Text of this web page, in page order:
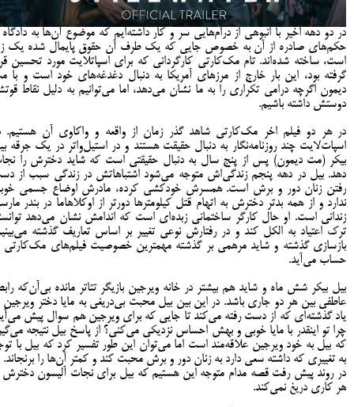
در دو دهه اخیر با انبوهی از درام‌هایی سر و کار داشته‌ایم که موضوع آن‌ها به دادگاه
حکم‌های صادره از آن به خصوص جایی که یک طرف آن حقوق پایمال شده یک
است، ساخته شده‌اند. تام مک‌کارتی کارگردانی که برای اسپاتلایت مورد تحسین
گرفته بود، این بار خارج از مرزهای آمریکا به دنبال دغدغه‌های خود است و با
دیمون اگرچه درامی تکراری را به ما نشان می‌دهد، اما می‌توانیم به دلیل نقاط
دوستش داشته باشیم.
در هر دو فیلم اخر مک‌کارتی شاهد گذر زمان از واقعه و واکاوی آن هستیم.
اسپات‌لایت چند روزنامه‌نگار به دنبال حقیقت هستند و در استیل‌واتر در یک جرقه
بیکر (مت دیمون) پس از پنج سال به دنبال حقیقتی است که شاید دخترش را
دهد. بیل در دهه پنجم زندگی‌اش متوجه می‌شود اشتباهاتش در زندگی سبب از
رفتن زنان دور و برش است. همسرش خودکشی کرده، مادرش اوضاع جسمی
ندارد و از همه بدتر دخترش به اتهام قتل کیلومترها دورتر از اوکلاهاما در بندر
زندانی است. او حال کارگر ساختمانی زبده‌ای است که اندامش نشان می‌دهد
ترک اعتیاد به الکل کند و در رفتارش نوعی تغییر بر اساس تعاریف گذشته
بازسازی گذشته و شاید مرهمی بر گذشته مهمترین خصوصیت فیلم‌های مک‌کارتی
حساب می‎‌آید.
بیل بیکر شش ماه و شاید هم بیشتر در خانه ویرجین بازیگر تئاتر مانده بی‌آن‌که
عاطفی بین هر دو جاری باشد. در این بین بیل محبت بی‌دریغی به مایا دختر ویرجین
یاد گذشته‌ای که از دست رفته می‌کند تا جایی که برای ویرجین هم سوال پیش
چرا تو اینقدر با مایا خوبی و بهش احساس نزدیکی می‌کنی؟ از پاسخ بیل نتیجه
که بیل به خود ویرجین علاقه‌مند است اما می‌توان این طور تفسیر کرد که بیل با
به تغییری که داشته سعی دارد به زنان دور و برش محبت کند و کمتر آن‌ها را برنجاند.
در روند پیش رفت قصه مدام متوجه این هستیم که بیل برای نجات آلیسون دخترش
هر کاری دریغ نمی‌کند.